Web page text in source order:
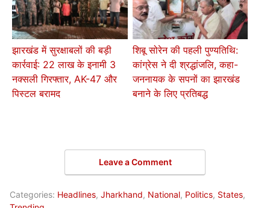
झारखंड में सुरक्षाबलों की बड़ी
कार्रवाई: 22 लाख के इनामी 3
नक्सली गिरफ्तार, AK-47 और
पिस्टल बरामद
शिबू सोरेन की पहली पुण्यतिथि:
कांग्रेस ने दी श्रद्धांजलि, कहा-
जननायक के सपनों का झारखंड
बनाने के लिए प्रतिबद्ध
Leave a Comment
Categories: Headlines, Jharkhand, National, Politics, States,